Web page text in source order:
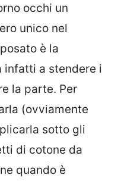
occhi un
unico nel
è la
infatti a stendere i
la parte. Per
(ovviamente
sotto gli
di cotone da
quando è